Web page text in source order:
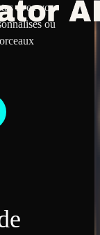
avec vos
ou